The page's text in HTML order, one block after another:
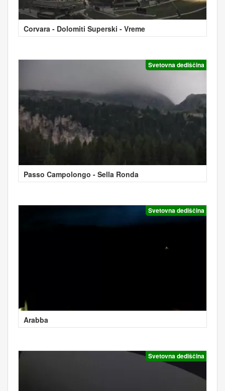
Corvara - Dolomiti Superski - Vreme
Svetovna dediščina
Passo Campolongo - Sella Ronda
Svetovna dediščina
Arabba
Svetovna dediščina